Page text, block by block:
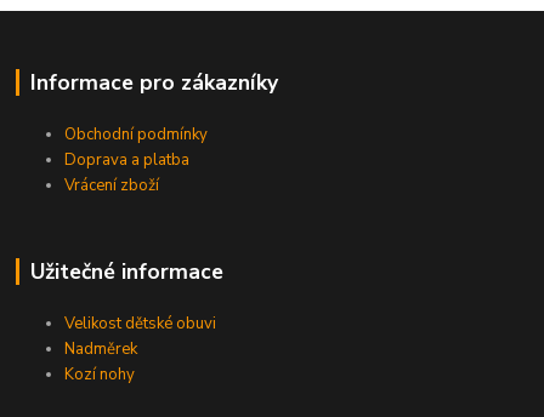
Informace pro zákazníky
Obchodní podmínky
Doprava a platba
Vrácení zboží
Užitečné informace
Velikost dětské obuvi
Nadměrek
Kozí nohy